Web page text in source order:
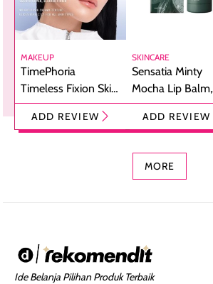
MAKEUP
TimePhoria
Timeless Fixion Skin
Tint Stick,
Foundation dan
ADD REVIEW
SKINCARE
Sensatia Minty
Mocha Lip Balm,
Pelembap Bibir
dengan Aroma
ADD REVIEW
MORE
Ide Belanja Pilihan Produk Terbaik